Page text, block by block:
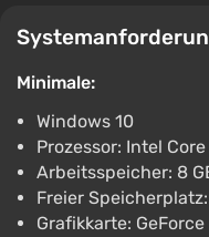
Minimale:
Windows 10
Prozessor: Intel
Arbeitsspeicher: 8
Freier
Grafikkarte: GeForce